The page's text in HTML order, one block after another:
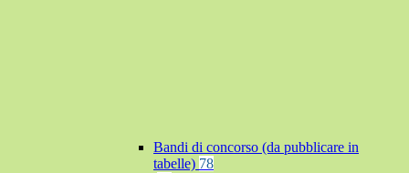
Bandi di concorso (da pubblicare in
tabelle) 78